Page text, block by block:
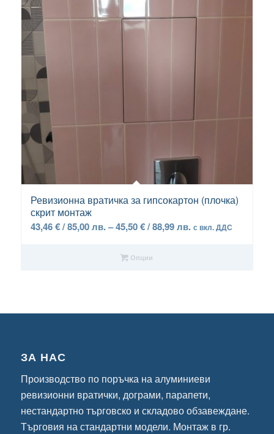
Ревизионна вратичка за гипсокартон (плочка)
скрит монтаж
43,46€/ 85,00 лв.– 45,50€/ 88,99 лв.Price
45,50 €
с вкл. ДДС
Опции
ЗА НАС
Производство по поръчка на алуминиеви
ревизионни вратички, дограми, парапети,
нестандартно търговско и складово обзавеждане.
Търговия на стандартни модели. Монтаж в гр.